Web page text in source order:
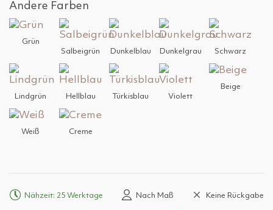
Andere Farben
Grün
Salbeigrün
Dunkelblau Dunkelgrau Schwarz
Lindgrün Hellblau Türkisblau Violett
Beige
Weiß Creme
Nähzeit: 25 Werktage Nach Maß Keine Rückgabe